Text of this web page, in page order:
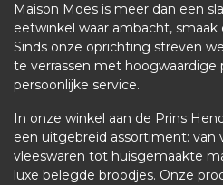
Maison Moes is meer dan een
eetwinkel waar ambacht,
Sinds onze oprichting streven
te verrassen met hoogwaardige
persoonlijke service.
In onze winkel aan de Prins
een uitgebreid assortiment: van
vleeswaren tot huisgemaakte
luxe belegde broodjes. Onze